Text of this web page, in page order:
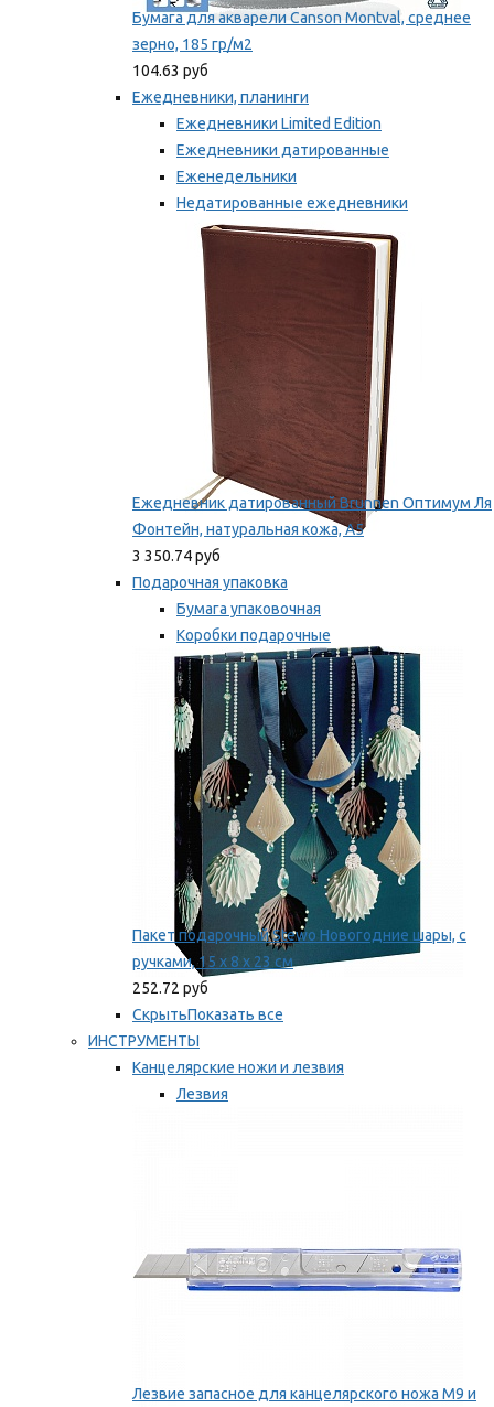
Бумага для акварели Canson Montval, среднее
зерно, 185 гр/м2
104.63 руб
Ежедневники, планинги
Ежедневники Limited Edition
Ежедневники датированные
Еженедельники
Недатированные ежедневники
Планинги
Мы рекомендуем
Ежедневник датированный Brunnen Оптимум Ля
Фонтейн, натуральная кожа, А5
3 350.74 руб
Подарочная упаковка
Бумага упаковочная
Коробки подарочные
Ленты, бобины
Мы рекомендуем
Пакет подарочный Stewo Новогодние шары, с
ручками, 15 х 8 х 23 см
252.72 руб
СкрытьПоказать все
ИНСТРУМЕНТЫ
Канцелярские ножи и лезвия
Лезвия
Лезвие запасное для канцелярского ножа M9 и